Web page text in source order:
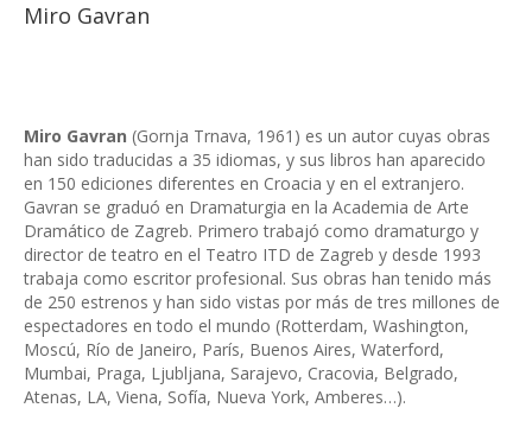
Miro Gavran
Miro Gavran (Gornja Trnava, 1961) es un autor cuyas obras
han sido traducidas a 35 idiomas, y sus libros han aparecido
en 150 ediciones diferentes en Croacia y en el extranjero.
Gavran se graduó en Dramaturgia en la Academia de Arte
Dramático de Zagreb. Primero trabajó como dramaturgo y
director de teatro en el Teatro ITD de Zagreb y desde 1993
trabaja como escritor profesional. Sus obras han tenido más
de 250 estrenos y han sido vistas por más de tres millones de
espectadores en todo el mundo (Rotterdam, Washington,
Moscú, Río de Janeiro, París, Buenos Aires, Waterford,
Mumbai, Praga, Ljubljana, Sarajevo, Cracovia, Belgrado,
Atenas, LA, Viena, Sofía, Nueva York, Amberes…).